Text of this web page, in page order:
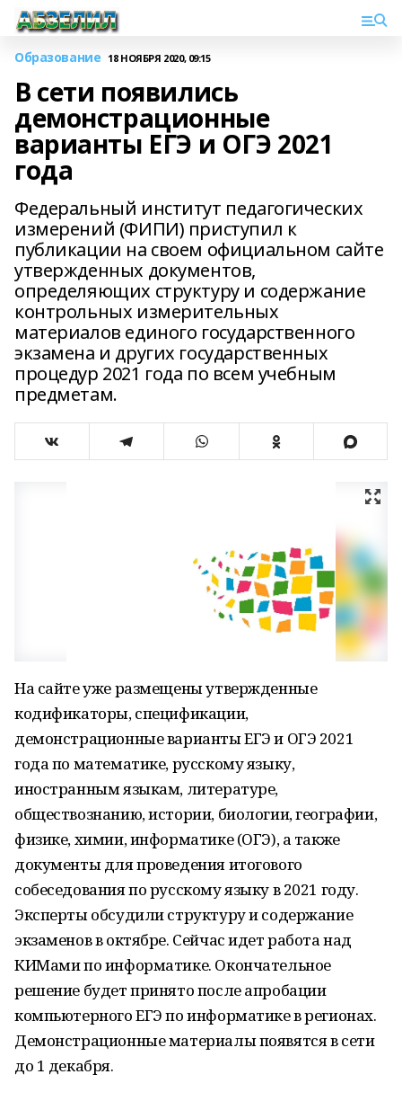
Образование 18 НОЯБРЯ 2020, 09:15
В сети появились
демонстрационные
варианты ЕГЭ и ОГЭ 2021
года
Федеральный институт педагогических
измерений (ФИПИ) приступил к
публикации на своем официальном сайте
утвержденных документов,
определяющих структуру и содержание
контрольных измерительных
материалов единого государственного
экзамена и других государственных
процедур 2021 года по всем учебным
предметам.
На сайте уже размещены утвержденные
кодификаторы, спецификации,
демонстрационные варианты ЕГЭ и ОГЭ 2021
года по математике, русскому языку,
иностранным языкам, литературе,
обществознанию, истории, биологии, географии,
физике, химии, информатике (ОГЭ), а также
документы для проведения итогового
собеседования по русскому языку в 2021 году.
Эксперты обсудили структуру и содержание
экзаменов в октябре. Сейчас идет работа над
КИМами по информатике. Окончательное
решение будет принято после апробации
компьютерного ЕГЭ по информатике в регионах.
Демонстрационные материалы появятся в сети
до 1 декабря.